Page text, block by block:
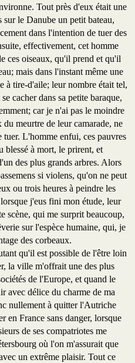
Tout près d'eux était une
sur le Danube un petit bateau,
dans l'intention de tuer des
effectivement, cet homme
ces oiseaux, qu'il prend et qu'il
mais dans l'instant même une
à tire-d'aile; leur nombre était tel,
cacher dans sa petite baraque,
car je n'ai pas le moindre
meurtre de leur camarade, ne
tuer. L'homme enfui, ces pauvres
blessé à mort, le prirent, et
des plus grands arbres. Alors
si violens, qu'on ne peut
ou trois heures à peindre les
j'eus fini mon étude, leur
scène, qui me surprit beaucoup,
sur l'espèce humaine, qui, je
des corbeaux.
qu'il est possible de l'être loin
la ville m'offrait une des plus
de l'Europe, et quand le
avec délice du charme de ma
nullement à quitter l'Autriche
en France sans danger, lorsque
de ses compatriotes me
où l'on m'assurait que
un extrême plaisir. Tout ce